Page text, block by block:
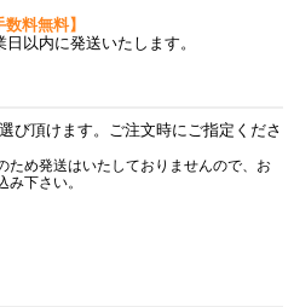
料無料】
以内に発送いたします。
び頂けます。ご注文時にご指定くださ
め発送はいたしておりませんので、お
下さい。